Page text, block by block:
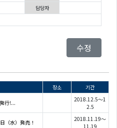
담당자
수정
장소 기간
行!...
2018.12.5～1
2.5
（水）発売！
2018.11.19～
11.19